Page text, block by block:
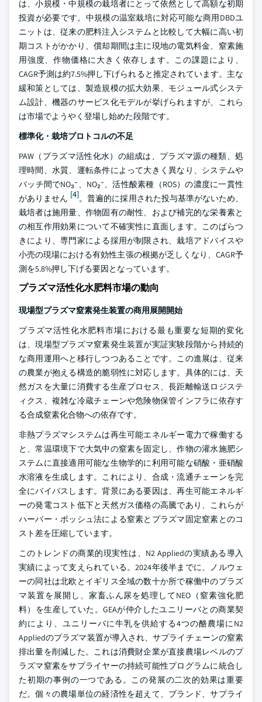
は、小規模・中規模の栽培者にとって依然として高額な初期
投資が必要です。中規模の温室栽培に対応可能な商用DBDユ
ニットは、従来の肥料注入システムと比較して大幅に高い初
期コストがかかり、償却期間は主に現地の電気料金、窒素施
用強度、作物価格に大きく依存します。この課題により、
CAGR予測は約7.5%押し下げられると推定されています。主な
緩和策としては、製造規模の拡大効果、モジュール式システ
ム設計、機器のサービス化モデルが挙げられますが、これら
は市場でようやく登場し始めた段階です。
標準化・栽培プロトコルの不足
PAW（プラズマ活性化水）の組成は、プラズマ源の種類、処
理時間、水質、運転条件によって大きく異なり、システムや
バッチ間でNO₃⁻、NO₂⁻、活性酸素種（ROS）の濃度に一貫性
がありません [4]。普遍的に採用された投与基準がないため、
栽培者は施用量、作物固有の耐性、および補完的な栄養素と
の相互作用効果について不確実性に直面します。このばらつ
きにより、専門家による採用が制限され、栽培アドバイスや
小売の現場における有効性主張の根拠が乏しくなり、CAGR予
測を5.8%押し下げる要因となっています。
プラズマ活性化水肥料市場の動向
現場型プラズマ窒素発生装置の商用展開開始
プラズマ活性化水肥料市場における最も重要な短期的変化
は、現場型プラズマ窒素発生装置が実証実験段階から持続的
な商用運用へと移行しつつあることです。この進展は、従来
の農業が抱える構造的脆弱性に対応します。具体的には、天
然ガスを大量に消費する生産プロセス、長距離輸送ロジステ
ィクス、複雑な冷蔵チェーンや危険物保管インフラに依存す
る合成窒素化合物への依存です。
非熱プラズマシステムは再生可能エネルギー電力で稼働する
と、常温環境下で大気中の窒素を固定し、作物の灌水施肥シ
ステムに直接適用可能な生物学的に利用可能な硝酸・亜硝酸
水溶液を生成します。これにより、合成・流通チェーンを完
全にバイパスします。背景にある要因は、再生可能エネルギ
ーの発電コスト低下と天然ガス価格の高騰であり、これらが
ハーバー・ボッシュ法による窒素とプラズマ固定窒素とのコ
スト差を圧縮しています。
このトレンドの商業的現実性は、N2 Appliedの実績ある導入
実績によって支えられている。2024年後半までに、ノルウェ
ーの同社は北欧とイギリス全域の数十か所で稼働中のプラズ
マ装置を展開し、家畜ふん尿を処理してNEO（窒素強化肥
料）を生産していた。GEAが仲介したユニリーバとの商業契
約により、ユニリーバに牛乳を供給する4つの酪農場にN2
Appliedのプラズマ装置が導入され、サプライチェーンの窒素
排出量を削減した。これは消費財企業が直接農場レベルのプ
ラズマ窒素をサプライヤーの持続可能性プログラムに統合し
た初期の事例の一つである。この発展の二次的効果は重要
だ。個々の農場単位の経済性を超えて、ブランド、サプライ